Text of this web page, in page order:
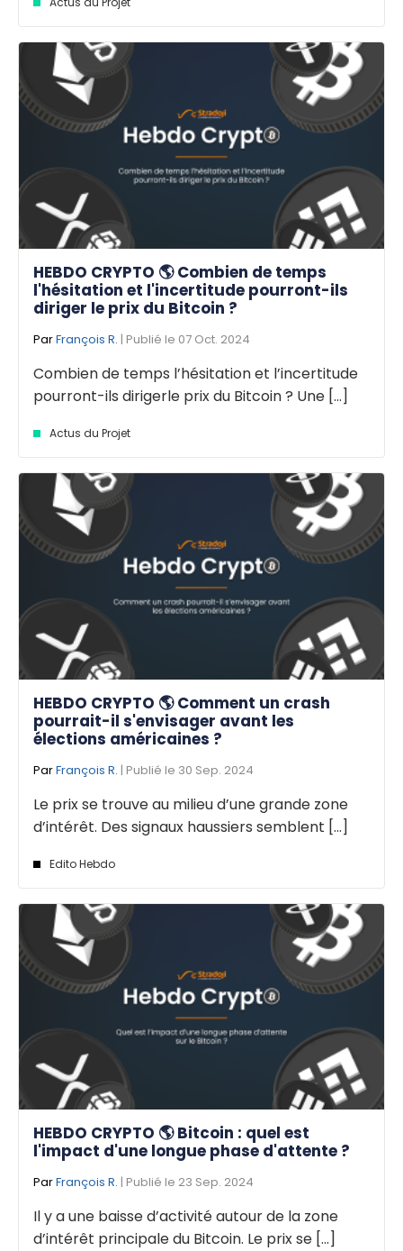
HEBDO CRYPTO 🌎 Combien de temps
l'hésitation et l'incertitude pourront-ils
diriger le prix du Bitcoin ?
ParFrançois R. | Publié le 07 Oct. 2024
Combien de temps l’hésitation et l’incertitude
pourront-ils dirigerle prix du Bitcoin ? Une [...]
Actus du Projet
HEBDO CRYPTO 🌎 Comment un crash
pourrait-il s'envisager avant les
élections américaines ?
ParFrançois R. | Publié le 30 Sep. 2024
Le prix se trouve au milieu d’une grande zone
d’intérêt. Des signaux haussiers semblent [...]
Edito Hebdo
HEBDO CRYPTO 🌎 Bitcoin : quel est
l'impact d'une longue phase d'attente ?
ParFrançois R. | Publié le 23 Sep. 2024
Il y a une baisse d’activité autour de la zone
d’intérêt principale du Bitcoin. Le prix se [...]